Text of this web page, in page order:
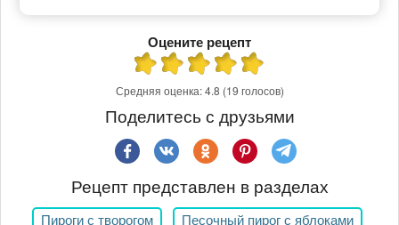
Оцените рецепт
Средняя оценка:4.8 (19 голосов)
Поделитесь с друзьями
Рецепт представлен в разделах
Пироги с творогом
Песочный пирог с яблоками